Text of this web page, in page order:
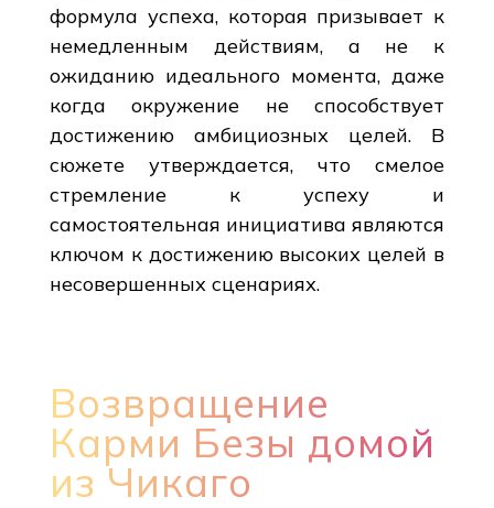
формула успеха, которая призывает к
немедленным действиям, а не к
ожиданию идеального момента, даже
когда окружение не способствует
достижению амбициозных целей. В
сюжете утверждается, что смелое
стремление к успеху и
самостоятельная инициатива являются
ключом к достижению высоких целей в
несовершенных сценариях.
Возвращение
Карми Безы домой
из Чикаго